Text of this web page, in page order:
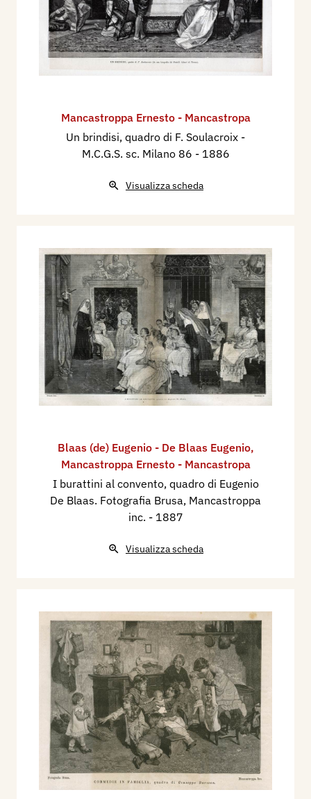
Mancastroppa Ernesto - Mancastropa
Un brindisi, quadro di F. Soulacroix -
M.C.G.S. sc. Milano 86 - 1886
Visualizza scheda
Blaas (de) Eugenio - De Blaas Eugenio,
Mancastroppa Ernesto - Mancastropa
I burattini al convento, quadro di Eugenio
De Blaas. Fotografia Brusa, Mancastroppa
inc. - 1887
Visualizza scheda